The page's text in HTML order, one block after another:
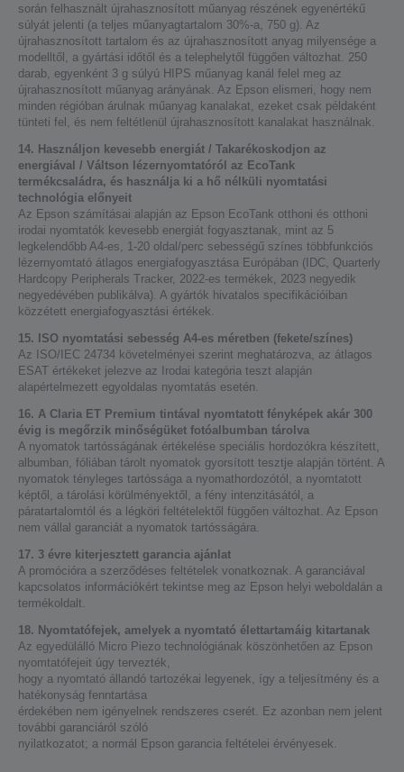
során felhasznált újrahasznosított műanyag részének egyenértékű
súlyát jelenti (a teljes műanyagtartalom 30%-a, 750 g). Az
újrahasznosított tartalom és az újrahasznosított anyag milyensége a
modelltől, a gyártási időtől és a telephelytől függően változhat. 250
darab, egyenként 3 g súlyú HIPS műanyag kanál felel meg az
újrahasznosított műanyag arányának. Az Epson elismeri, hogy nem
minden régióban árulnak műanyag kanalakat, ezeket csak példaként
tünteti fel, és nem feltétlenül újrahasznosított kanalakat használnak.
14. Használjon kevesebb energiát / Takarékoskodjon az
energiával / Váltson lézernyomtatóról az EcoTank
termékcsaládra, és használja ki a hő nélküli nyomtatási
technológia előnyeit
Az Epson számításai alapján az Epson EcoTank otthoni és otthoni
irodai nyomtatók kevesebb energiát fogyasztanak, mint az 5
legkelendőbb A4-es, 1-20 oldal/perc sebességű színes többfunkciós
lézernyomtató átlagos energiafogyasztása Európában (IDC, Quarterly
Hardcopy Peripherals Tracker, 2022-es termékek, 2023 negyedik
negyedévében publikálva). A gyártók hivatalos specifikációiban
közzétett energiafogyasztási értékek.
15. ISO nyomtatási sebesség A4-es méretben (fekete/színes)
Az ISO/IEC 24734 követelményei szerint meghatározva, az átlagos
ESAT értékeket jelezve az Irodai kategória teszt alapján
alapértelmezett egyoldalas nyomtatás esetén.
16. A Claria ET Premium tintával nyomtatott fényképek akár 300
évig is megőrzik minőségüket fotóalbumban tárolva
A nyomatok tartósságának értékelése speciális hordozókra készített,
albumban, fóliában tárolt nyomatok gyorsított tesztje alapján történt. A
nyomatok tényleges tartóssága a nyomathordozótól, a nyomtatott
képtől, a tárolási körülményektől, a fény intenzitásától, a
páratartalomtól és a légköri feltételektől függően változhat. Az Epson
nem vállal garanciát a nyomatok tartósságára.
17. 3 évre kiterjesztett garancia ajánlat
A promócióra a szerződéses feltételek vonatkoznak. A garanciával
kapcsolatos információkért tekintse meg az Epson helyi weboldalán a
termékoldalt.
18. Nyomtatófejek, amelyek a nyomtató élettartamáig kitartanak
Az egyedülálló Micro Piezo technológiának köszönhetően az Epson
nyomtatófejeit úgy tervezték,
hogy a nyomtató állandó tartozékai legyenek, így a teljesítmény és a
hatékonyság fenntartása
érdekében nem igényelnek rendszeres cserét. Ez azonban nem jelent
további garanciáról szóló
nyilatkozatot; a normál Epson garancia feltételei érvényesek.